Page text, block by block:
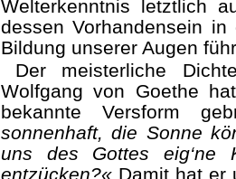
Welterkenntnis letztlich
dessen Vorhandensein
Bildung unserer Augen
Der meisterliche
Wolfgang von Goethe
bekannte Versform
sonnenhaft, die Sonne
uns des Gottes eig‘ne
entzücken?« Damit hat er